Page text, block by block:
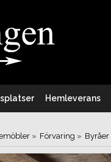
Hemleverans
» Förvaring » Byråer